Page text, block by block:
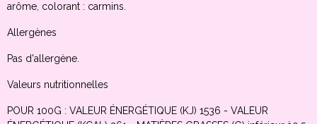
arôme, colorant : carmins.
Allergènes
Pas d'allergène.
Valeurs nutritionnelles
POUR 100G : VALEUR ÉNERGÉTIQUE (KJ) 1536 - VALEUR